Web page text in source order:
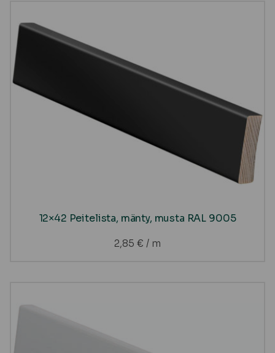
12×42 Peitelista, mänty, musta RAL 9005
2,85 € / m